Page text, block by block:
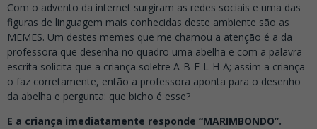
Com o advento da internet surgiram as redes sociais e uma das
figuras de linguagem mais conhecidas deste ambiente são as
MEMES. Um destes memes que me chamou a atenção é a da
professora que desenha no quadro uma abelha e com a palavra
escrita solicita que a criança soletre A-B-E-L-H-A; assim a criança
o faz corretamente, então a professora aponta para o desenho
da abelha e pergunta: que bicho é esse?
E a criança imediatamente responde “MARIMBONDO”.